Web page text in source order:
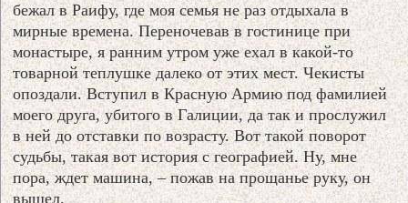
бежал в Раифу, где моя семья не раз отдыхала в
мирные времена. Переночевав в гостинице при
монастыре, я ранним утром уже ехал в какой-то
товарной теплушке далеко от этих мест. Чекисты
опоздали. Вступил в Красную Армию под фамилией
моего друга, убитого в Галиции, да так и прослужил
в ней до отставки по возрасту. Вот такой поворот
судьбы, такая вот история с географией. Ну, мне
пора, ждет машина, – пожав на прощанье руку, он
вышел.